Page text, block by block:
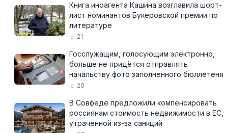
Книга иноагента Кашина возглавила шорт-
лист номинантов Букеровской премии по
литературе
21
Госслужащим, голосующим электронно,
больше не придётся отправлять
начальству фото заполненного бюллетеня
20
В Совфеде предложили компенсировать
россиянам стоимость недвижимости в ЕС,
утраченной из-за санкций